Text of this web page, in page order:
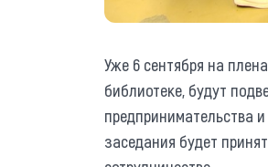
Уже 6 сентября на
библиотеке, будут
предпринимательства
заседания будет